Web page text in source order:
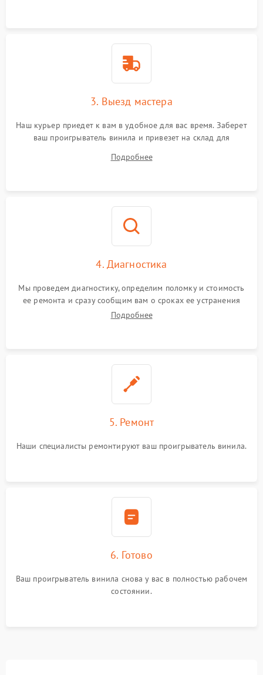
3. Выезд мастера
Наш курьер приедет к вам в удобное для вас время. Заберет
ваш проигрыватель винила и привезет на склад для
Подробнее
4. Диагностика
Мы проведем диагностику, определим поломку и стоимость
ее ремонта и сразу сообщим вам о сроках ее устранения
Подробнее
5. Ремонт
Наши специалисты ремонтируют ваш проигрыватель винила.
6. Готово
Ваш проигрыватель винила снова у вас в полностью рабочем
состоянии.